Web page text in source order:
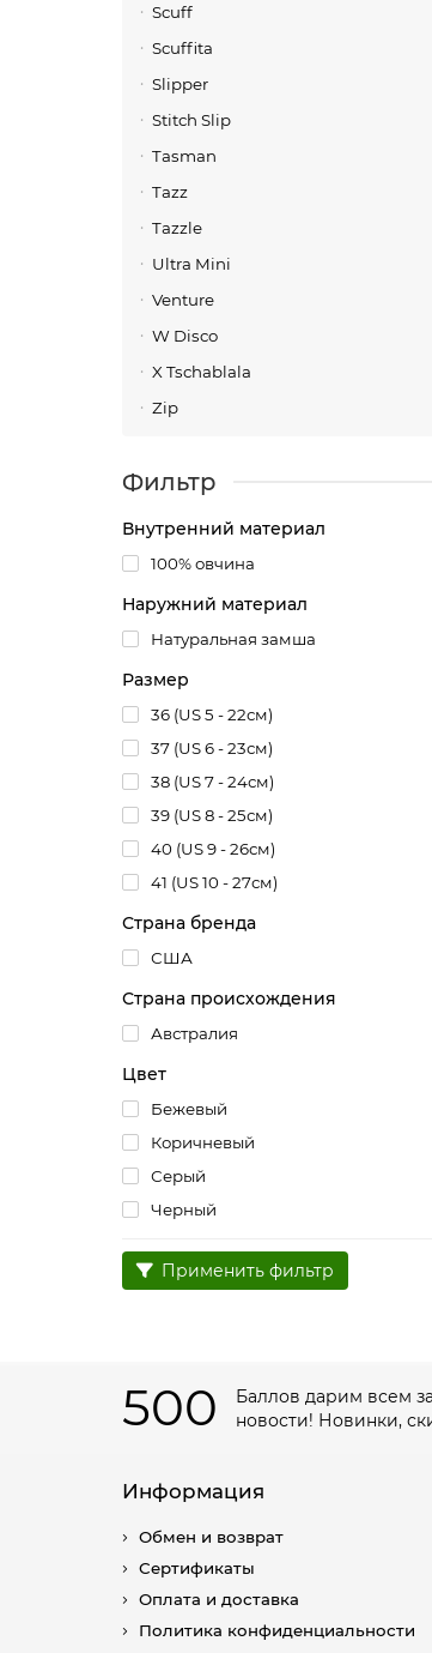
Scuff
Scuffita
Slipper
Stitch Slip
Tasman
Tazz
Tazzle
Ultra Mini
Venture
W Disco
X Tschablala
Zip
Фильтр
Внутренний материал
100% овчина
Наружний материал
Натуральная замша
Размер
36 (US 5 - 22см)
37 (US 6 - 23см)
38 (US 7 - 24см)
39 (US 8 - 25см)
40 (US 9 - 26см)
41 (US 10 - 27см)
Страна бренда
США
Страна происхождения
Австралия
Цвет
Бежевый
Коричневый
Серый
Черный
Применить фильтр
500
Баллов дарим всем
новости! Новинки,
Информация
Обмен и возврат
Сертификаты
Оплата и доставка
Политика конфиденциальности